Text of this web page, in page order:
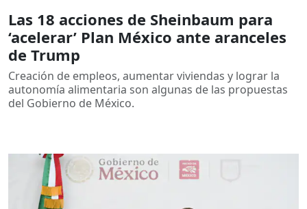
Las 18 acciones de Sheinbaum para
‘acelerar’ Plan México ante aranceles
de Trump
Creación de empleos, aumentar viviendas y lograr la
autonomía alimentaria son algunas de las propuestas
del Gobierno de México.